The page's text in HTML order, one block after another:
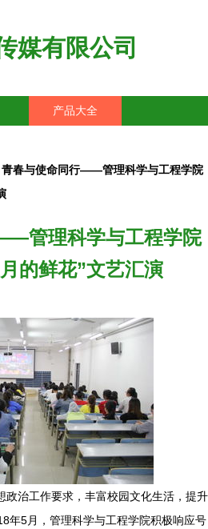
媒有限公司
产品大全
青春与使命同行——管理科学与工程学院
管理科学与工程学院
的鲜花”文艺汇演
政治工作要求，丰富校园文化生活，提升
年5月，管理科学与工程学院积极响应号